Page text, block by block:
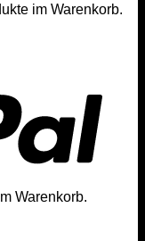
im Warenkorb.
Warenkorb.